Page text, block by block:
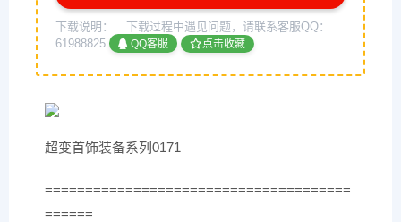
下载说明：
下载过程中遇见问题，请联系客服QQ：
61988825
QQ客服 点击收藏
超变首饰装备系列0171
======================================
======